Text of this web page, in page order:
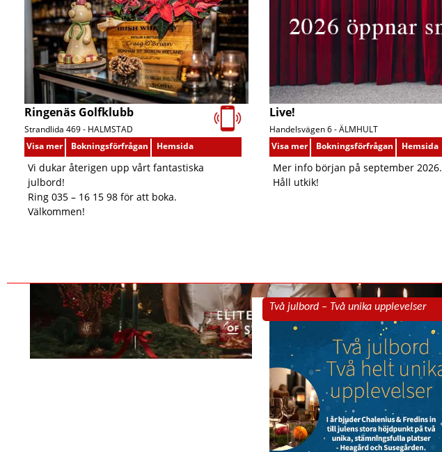
Ringenäs Golfklubb
Strandlida 469 - HALMSTAD
Visa mer
Bokningsförfrågan Hemsida
Vi dukar återigen upp vårt fantastiska
julbord!
Ring 035 – 16 15 98 för att boka.
Välkommen!
Live!
Handelsvägen 6 -ÄLMHULT
Visa mer
Bokningsförfrågan Hemsida
Mer info början på september 2026.
Håll utkik!
Två julbord – Två unika upplevelser